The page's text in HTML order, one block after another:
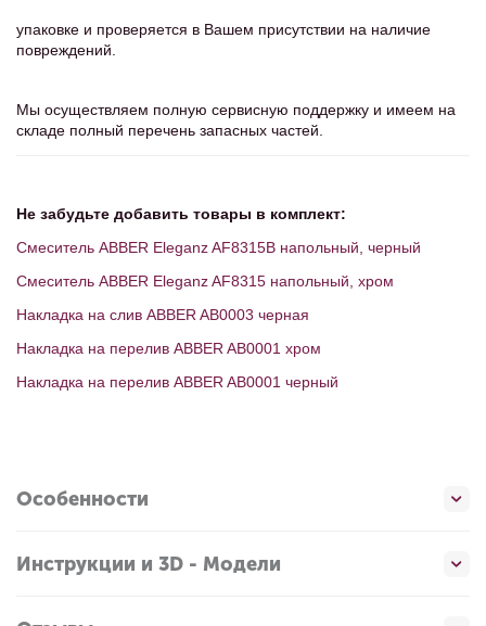
упаковке и проверяется в Вашем присутствии на наличие
повреждений.
Мы осуществляем полную сервисную поддержку и имеем на
складе полный перечень запасных частей.
Не забудьте добавить товары в комплект:
Смеситель ABBER Eleganz AF8315B напольный, черный
Смеситель ABBER Eleganz AF8315 напольный, хром
Накладка на слив ABBER AB0003 черная
Накладка на перелив ABBER AB0001 хром
Накладка на перелив ABBER AB0001 черный
Особенности
Инструкции и 3D - Модели